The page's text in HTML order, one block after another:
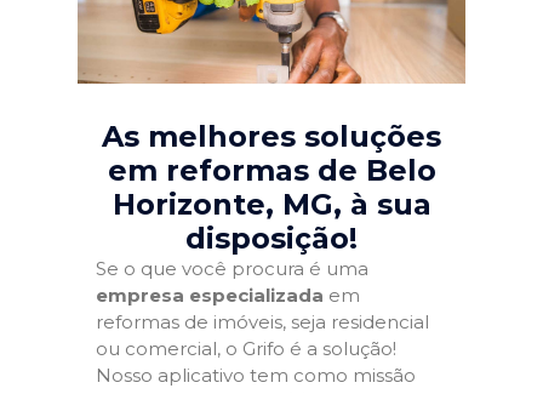
As melhores soluções
em reformas de Belo
Horizonte, MG, à sua
disposição!
Se o que você procura é uma
empresa especializada em
reformas de imóveis, seja residencial
ou comercial, o Grifo é a solução!
Nosso aplicativo tem como missão